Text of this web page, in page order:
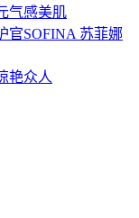
气感美肌
官SOFINA 苏菲娜
艳众人